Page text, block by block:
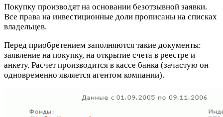
Покупку производят на основании безотзывной заявки.
Все права на инвестиционные доли прописаны на списках
владельцев.
Перед приобретением заполняются такие документы:
заявление на покупку, на открытие счета в реестре и
анкету. Расчет производится в кассе банка (зачастую он
одновременно является агентом компании).